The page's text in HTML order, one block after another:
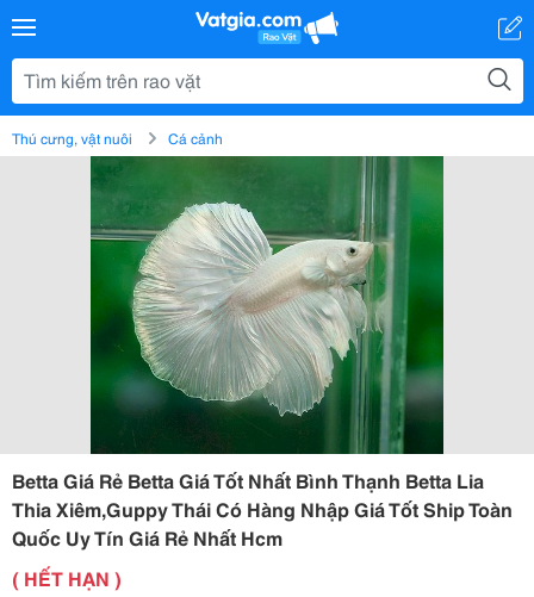
Thú cưng, vật nuôi Cá cảnh
Betta Giá Rẻ Betta Giá Tốt Nhất Bình Thạnh Betta Lia
Thia Xiêm,Guppy Thái Có Hàng Nhập Giá Tốt Ship Toàn
Quốc Uy Tín Giá Rẻ Nhất Hcm
( HẾT HẠN )